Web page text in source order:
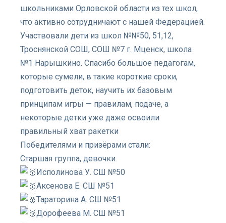
школьниками Орловской области из тех школ,
что активно сотрудничают с нашей Федерацией.
Участвовали дети из школ №№50, 51,12,
Троснянской СОШ, СОШ №7 г. Мценск, школа
№1 Нарышкино. Спасибо большое педагогам,
которые сумели, в такие короткие сроки,
подготовить деток, научить их базовым
принципам игры — правилам, подаче, а
некоторые детки уже даже освоили
правильный хват ракетки
Победителями и призёрами стали:
Старшая группа, девочки.
Исполинова У. СШ №50
Аксенова Е. СШ №51
Тараторина А. СШ №51
Дорофеева М. СШ №51